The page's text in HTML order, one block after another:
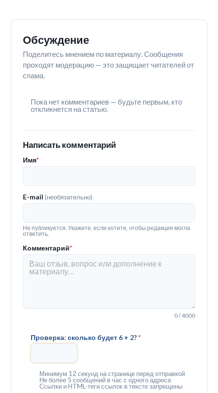
Обсуждение
Поделитесь мнением по материалу. Сообщения
проходят модерацию — это защищает читателей от
спама.
Пока нет комментариев — будьте первым, кто
откликнется на статью.
Написать комментарий
Имя*
E-mail(необязательно)
Не публикуется. Укажите, если хотите, чтобы редакция могла
ответить.
Комментарий*
0 / 4000
Проверка: сколько будет 6 + 2?*
Минимум 12 секунд на странице перед отправкой
Не более 5 сообщений в час с одного адреса
Ссылки и HTML-теги ссылок в тексте запрещены